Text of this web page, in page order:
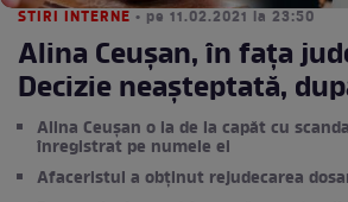
STIRI INTERNE • pe 11.02.2021 la 23:50
Alina Ceușan, în fața
Decizie neașteptată,
Alina Ceușan o ia de la capăt cu
înregistrat pe numele ei
Afaceristul a obținut rejudecarea